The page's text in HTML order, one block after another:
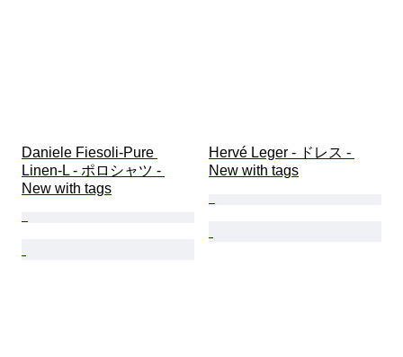
Daniele Fiesoli-Pure
Linen-L - ポロシャツ -
New with tags
Hervé Leger - ドレス -
New with tags